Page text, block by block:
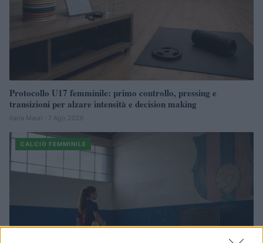
Protocollo U17 femminile: primo controllo, pressing e
transizioni per alzare intensità e decision making
Ilaria Mauri · 7 Ago 2026
CALCIO FEMMINILE